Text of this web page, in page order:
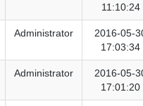
11:10:24
Administrator
2016-05-
17:03:34
Administrator
2016-05-
17:01:20